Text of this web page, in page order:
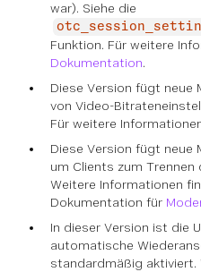
war). Siehe die
Funktion. Für weitere
Dokumentation.
Diese Version fügt neue
von Video-
Für weitere
Diese Version fügt neue
um Clients zum Trennen
Weitere Informationen
Dokumentation für
In dieser Version ist die
automatische
standardmäßig aktiviert.